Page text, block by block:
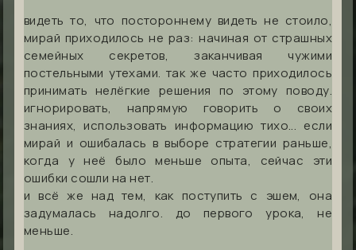
видеть то, что постороннему видеть не стоило,
мирай приходилось не раз: начиная от страшных
семейных секретов, заканчивая чужими
постельными утехами. так же часто приходилось
принимать нелёгкие решения по этому поводу.
игнорировать, напрямую говорить о своих
знаниях, использовать информацию тихо... если
мирай и ошибалась в выборе стратегии раньше,
когда у неё было меньше опыта, сейчас эти
ошибки сошли на нет.
и всё же над тем, как поступить с эшем, она
задумалась надолго. до первого урока, не
меньше.